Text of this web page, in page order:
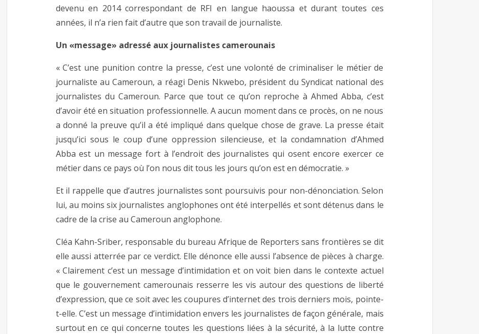
devenu en 2014 correspondant de RFI en langue haoussa et durant toutes ces
années, il n’a rien fait d’autre que son travail de journaliste.
Un «message» adressé aux journalistes camerounais
« C’est une punition contre la presse, c’est une volonté de criminaliser le métier de
journaliste au Cameroun, a réagi Denis Nkwebo, président du Syndicat national des
journalistes du Cameroun. Parce que tout ce qu’on reproche à Ahmed Abba, c’est
d’avoir été en situation professionnelle. A aucun moment dans ce procès, on ne nous
a donné la preuve qu’il a été impliqué dans quelque chose de grave. La presse était
jusqu’ici sous le coup d’une oppression silencieuse, et la condamnation d’Ahmed
Abba est un message fort à l’endroit des journalistes qui osent encore exercer ce
métier dans ce pays où l’on nous dit tous les jours qu’on est en démocratie. »
Et il rappelle que d’autres journalistes sont poursuivis pour non-dénonciation. Selon
lui, au moins six journalistes anglophones ont été interpellés et sont détenus dans le
cadre de la crise au Cameroun anglophone.
Cléa Kahn-Sriber, responsable du bureau Afrique de Reporters sans frontières se dit
elle aussi atterrée par ce verdict. Elle dénonce elle aussi l’absence de pièces à charge.
« Clairement c’est un message d’intimidation et on voit bien dans le contexte actuel
que le gouvernement camerounais resserre les vis autour des questions de liberté
d’expression, que ce soit avec les coupures d’internet des trois derniers mois, pointe-
t-elle. C’est un message d’intimidation envers les journalistes de façon générale, mais
surtout en ce qui concerne toutes les questions liées à la sécurité, à la lutte contre